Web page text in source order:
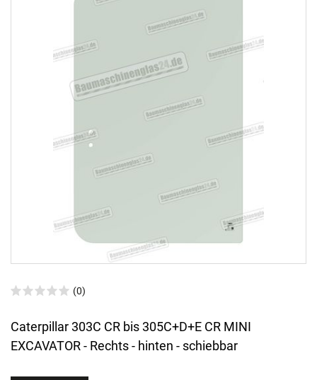
(0)
Caterpillar 303C CR bis 305C+D+E CR MINI
EXCAVATOR - Rechts - hinten - schiebbar